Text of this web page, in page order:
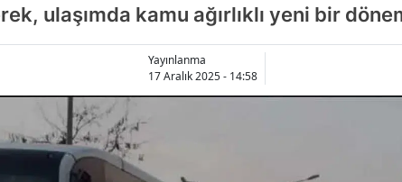
ulaşımda kamu ağırlıklı yeni bir
Yayınlanma
17 Aralık 2025 - 14:58